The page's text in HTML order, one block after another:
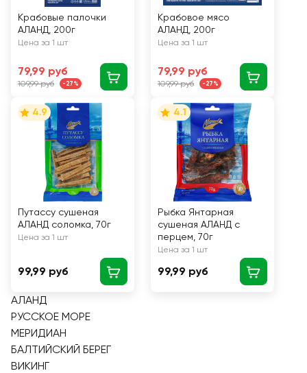
Крабовые палочки
АЛАНД, 200г
Цена за 1 шт
79,99 руб
109,99 руб -27%
Крабовое мясо
АЛАНД, 200г
Цена за 1 шт
79,99 руб
109,99 руб -27%
4.9
Путассу сушеная
АЛАНД соломка, 70г
Цена за 1 шт
99,99 руб
4.1
Рыбка Янтарная
сушеная АЛАНД с
перцем, 70г
Цена за 1 шт
99,99 руб
АЛАНД
РУССКОЕ МОРЕ
МЕРИДИАН
БАЛТИЙСКИЙ БЕРЕГ
ВИКИНГ